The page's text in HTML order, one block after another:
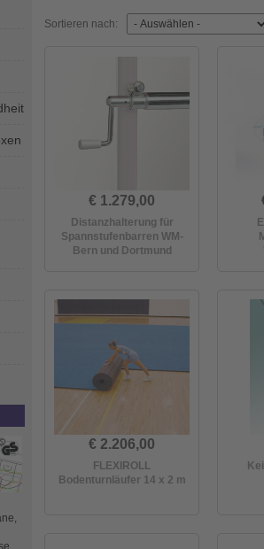
Sortieren nach:
€ 1.279,00
Distanzhalterung für
Spannstufenbarren WM-
Bern und Dortmund
€ 2.206,00
FLEXIROLL
Bodenturnläufer 14 x 2 m